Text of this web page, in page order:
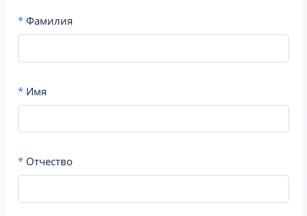
* Фамилия
* Имя
* Отчество